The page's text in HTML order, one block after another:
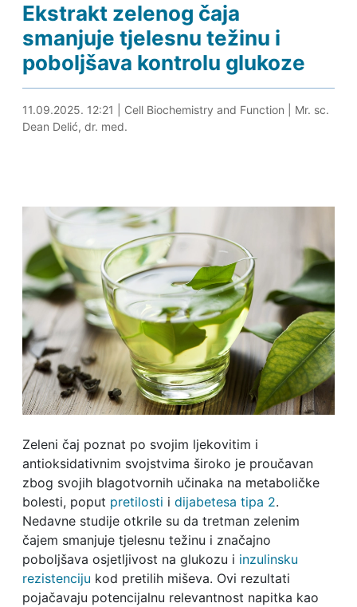
Ekstrakt zelenog čaja
smanjuje tjelesnu težinu i
poboljšava kontrolu glukoze
11.09.2025. 12:34
11.09.2025. 12:21 Cell Biochemistry and Function
Mr. sc.
Dean Delić, dr. med.
Zeleni čaj poznat po svojim ljekovitim i
antioksidativnim svojstvima široko je proučavan
zbog svojih blagotvornih učinaka na metaboličke
bolesti, poput pretilosti i dijabetesa tipa 2.
Nedavne studije otkrile su da tretman zelenim
čajem smanjuje tjelesnu težinu i značajno
poboljšava osjetljivost na glukozu i inzulinsku
rezistenciju kod pretilih miševa. Ovi rezultati
pojačavaju potencijalnu relevantnost napitka kao